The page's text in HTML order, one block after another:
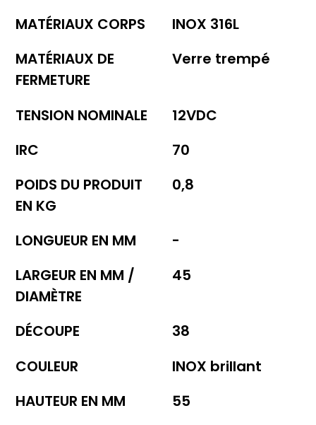
MATÉRIAUX CORPS
INOX 316L
MATÉRIAUX DE
FERMETURE
Verre trempé
TENSION NOMINALE
12VDC
IRC
70
POIDS DU PRODUIT
EN KG
0,8
LONGUEUR EN MM
-
LARGEUR EN MM /
DIAMÈTRE
45
DÉCOUPE
38
COULEUR
INOX brillant
HAUTEUR EN MM
55